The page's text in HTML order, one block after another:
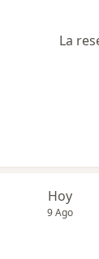
La
Hoy
9 Ago